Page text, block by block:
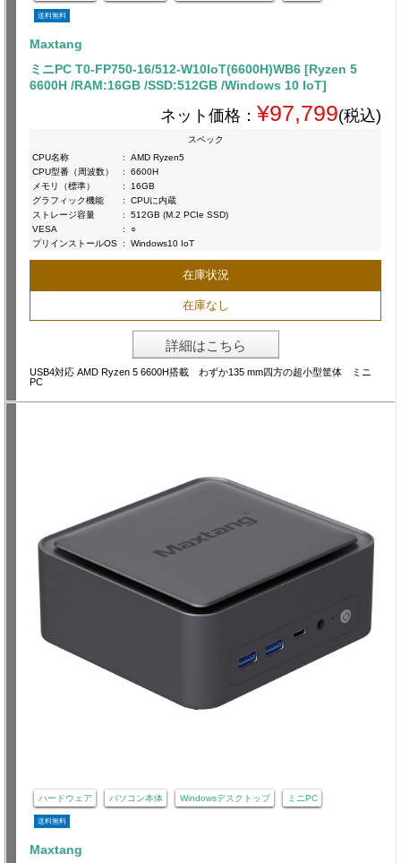
送料無料
Maxtang
ミニPC T0-FP750-16/512-W10IoT(6600H)WB6 [Ryzen 5
6600H /RAM:16GB /SSD:512GB /Windows 10 IoT]
ネット価格： ¥97,799(税込)
スペック
CPU名称
:
AMD Ryzen5
CPU型番（周波数）
:
6600H
メモリ（標準）
:
16GB
グラフィック機能
:
CPUに内蔵
ストレージ容量
:
512GB (M.2 PCIe SSD)
VESA
:
○
プリインストールOS : Windows10 IoT
在庫状況
在庫なし
詳細はこちら
USB4対応 AMD Ryzen 5 6600H搭載 わずか135 mm四方の超小型筐体 ミニ
PC
ハードウェア パソコン本体 Windowsデスクトップ ミニPC
送料無料
Maxtang